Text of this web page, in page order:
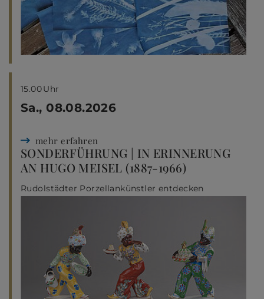
15.00Uhr
Sa., 08.08.2026
mehr erfahren
SONDERFÜHRUNG | IN ERINNERUNG
AN HUGO MEISEL (1887-1966)
Rudolstädter Porzellankünstler entdecken